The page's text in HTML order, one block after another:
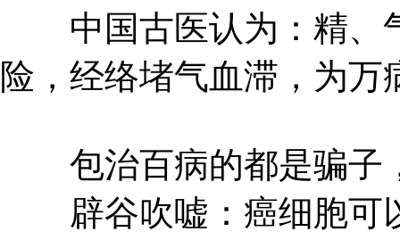
中国古医认为：精、
险，经络堵气血滞，为万
包治百病的都是骗子
辟谷吹嘘：癌细胞可